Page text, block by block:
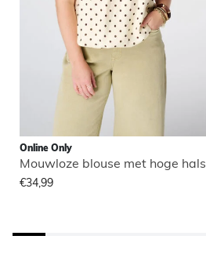
Online Only
Mouwloze blouse met hoge hals
€34,99